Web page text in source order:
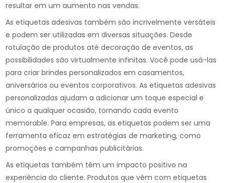
resultar em um aumento nas vendas.
As etiquetas adesivas também são incrivelmente versáteis
e podem ser utilizadas em diversas situações. Desde
rotulação de produtos até decoração de eventos, as
possibilidades são virtualmente infinitas. Você pode usá-las
para criar brindes personalizados em casamentos,
aniversários ou eventos corporativos. As etiquetas adesivas
personalizadas ajudam a adicionar um toque especial e
único a qualquer ocasião, tornando cada evento
memorable. Para empresas, as etiquetas podem ser uma
ferramenta eficaz em estratégias de marketing, como
promoções e campanhas publicitárias.
As etiquetas também têm um impacto positivo na
experiência do cliente. Produtos que vêm com etiquetas